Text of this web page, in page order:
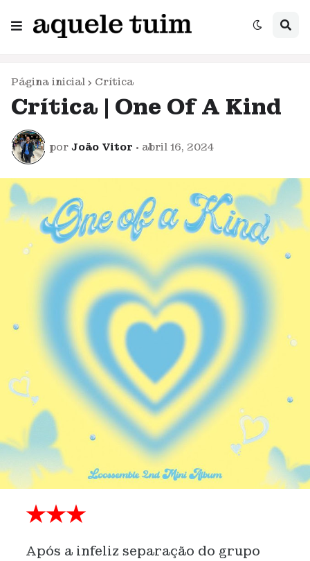
Página inicial Crítica
Crítica | One Of A Kind
por João Vitor • abril 16, 2024
★★★
Após a infeliz separação do grupo